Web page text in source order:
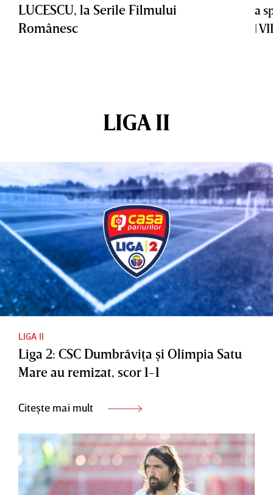
LUCESCU, la Serile Filmului
Românesc
a
|
LIGA II
LIGA II
Liga 2: CSC Dumbrăviţa şi Olimpia Satu
Mare au remizat, scor 1-1
Citește mai mult